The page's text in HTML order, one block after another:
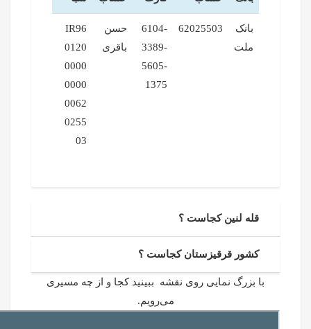
بانک
ملت
62025503
6104-
3389-
5605-
1375
حسن
باقری
IR96
0120
0000
0000
0062
0255
03
قله لنین کجاست ؟
کشور قرقیزستان کجاست ؟
با بزرگ نمایی روی نقشه ببینید کجا و از چه مسیری
می‌رویم.